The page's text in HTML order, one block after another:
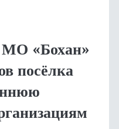
«Бохан»
посёлка